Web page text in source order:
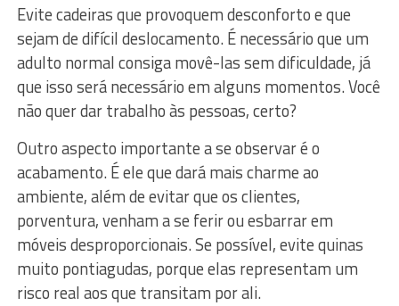
Evite cadeiras que provoquem desconforto e que
sejam de difícil deslocamento. É necessário que um
adulto normal consiga movê-las sem dificuldade, já
que isso será necessário em alguns momentos. Você
não quer dar trabalho às pessoas, certo?
Outro aspecto importante a se observar é o
acabamento. É ele que dará mais charme ao
ambiente, além de evitar que os clientes,
porventura, venham a se ferir ou esbarrar em
móveis desproporcionais. Se possível, evite quinas
muito pontiagudas, porque elas representam um
risco real aos que transitam por ali.